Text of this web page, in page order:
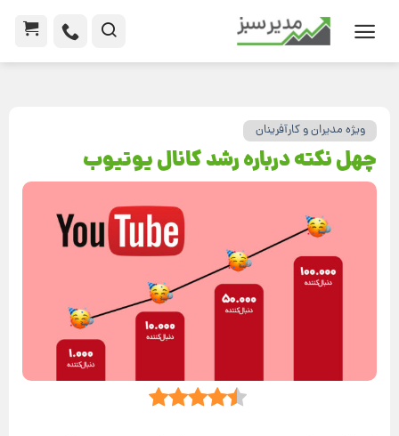
ویژه مدیران و کارآفرینان
چهل نکته درباره رشد کانال یوتیوب